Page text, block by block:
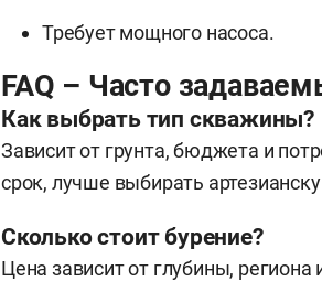
Требует мощного насоса.
FAQ – Часто
Как выбрать тип скважины?
Зависит от грунта, бюджета и
срок, лучше выбирать
Сколько стоит бурение?
Цена зависит от глубины,